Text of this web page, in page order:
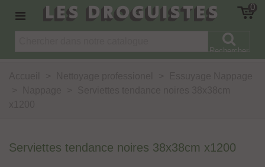
LES DROGUISTES 0
Rechercher
Serviettes tendance noires 38x38cm x1200